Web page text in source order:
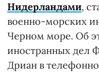
Нидерландами,
военно-морских
Черном море. Об
иностранных дел
Дриан в